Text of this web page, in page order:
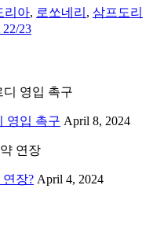
리아, 로쏘네리 , 삼프도리
23
영입 촉구 April 8, 2024
장? April 4, 2024